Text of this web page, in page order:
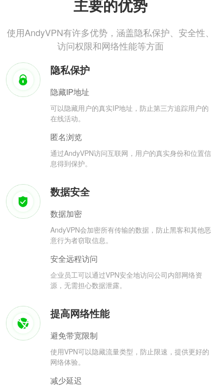
主要的优势
使用AndyVPN有许多优势，涵盖隐私保护、安全性、
访问权限和网络性能等方面
隐私保护
隐藏IP地址
可以隐藏用户的真实IP地址，防止第三方追踪用户的
在线活动。
匿名浏览
通过AndyVPN访问互联网，用户的真实身份和位置信
息得到保护。
数据安全
数据加密
AndyVPN会加密所有传输的数据，防止黑客和其他恶
意行为者窃取信息。
安全远程访问
企业员工可以通过VPN安全地访问公司内部网络资
源，无需担心数据泄露。
提高网络性能
避免带宽限制
使用VPN可以隐藏流量类型，防止限速，提供更好的
网络体验。
减少延迟